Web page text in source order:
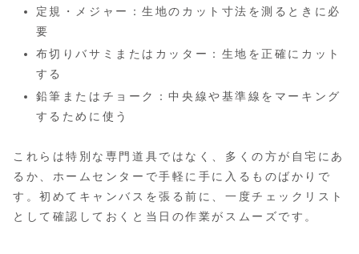
定規・メジャー：生地のカット寸法を測るときに必
要
布切りバサミまたはカッター：生地を正確にカット
する
鉛筆またはチョーク：中央線や基準線をマーキング
するために使う
これらは特別な専門道具ではなく、多くの方が自宅にあ
るか、ホームセンターで手軽に手に入るものばかりで
す。初めてキャンバスを張る前に、一度チェックリスト
として確認しておくと当日の作業がスムーズです。